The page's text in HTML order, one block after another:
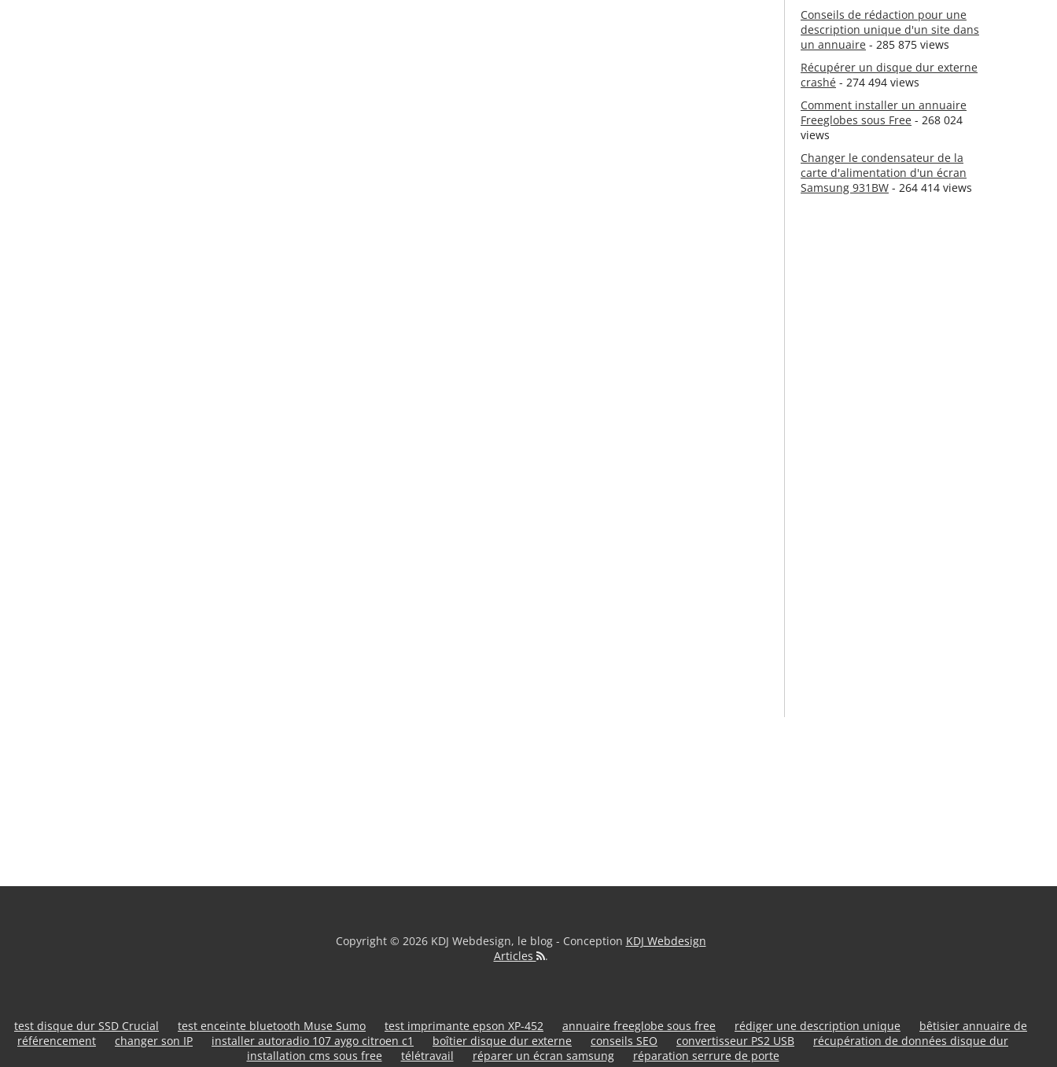
Conseils de rédaction pour une
description unique d'un site dans
un annuaire - 285 875 views
Récupérer un disque dur externe
crashé - 274 494 views
Comment installer un annuaire
Freeglobes sous Free - 268 024
views
Changer le condensateur de la
carte d'alimentation d'un écran
Samsung 931BW - 264 414 views
Copyright © 2026 KDJ Webdesign, le blog - Conception KDJ Webdesign
Articles
.
test disque dur SSD Crucial test enceinte bluetooth Muse Sumo test imprimante epson XP-452 annuaire freeglobe sous free rédiger une description unique
bêtisier annuaire de
référencement
changer son IP installer autoradio 107 aygo citroen c1 boîtier disque dur externe conseils SEO convertisseur PS2 USB
récupération de données disque dur
installation cms sous free
télétravail réparer un écran samsung réparation serrure de porte